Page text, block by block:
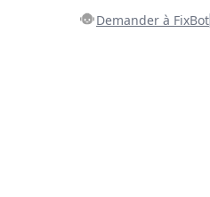
Demander à FixBot